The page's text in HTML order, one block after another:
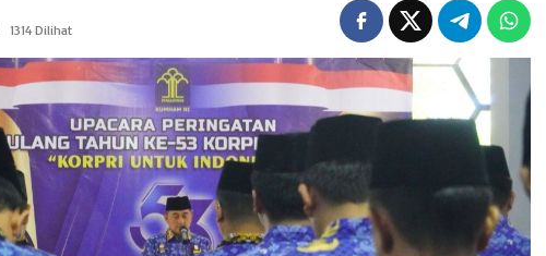
1314 Dilihat